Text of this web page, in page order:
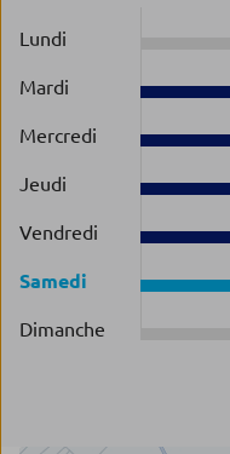
Lundi
Mardi
Mercredi
Jeudi
Vendredi
Samedi
Dimanche